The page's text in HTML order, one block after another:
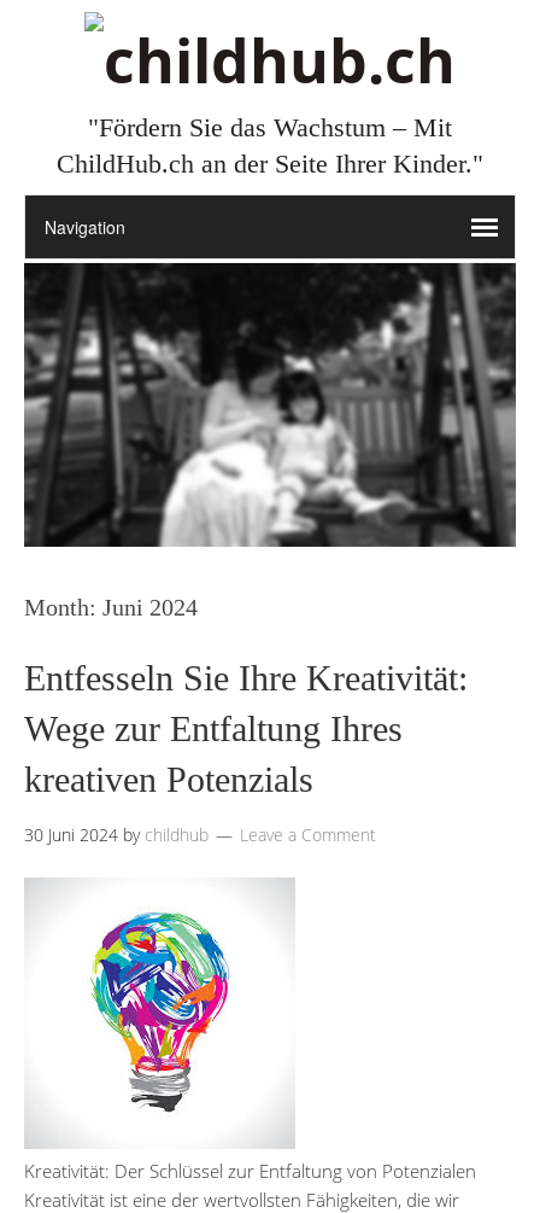
"Fördern Sie das Wachstum – Mit
ChildHub.ch an der Seite Ihrer Kinder."
Month: Juni 2024
Entfesseln Sie Ihre Kreativität:
Wege zur Entfaltung Ihres
kreativen Potenzials
30 Juni 2024 by childhub Leave a Comment
Kreativität: Der Schlüssel zur Entfaltung von Potenzialen
Kreativität ist eine der wertvollsten Fähigkeiten, die wir